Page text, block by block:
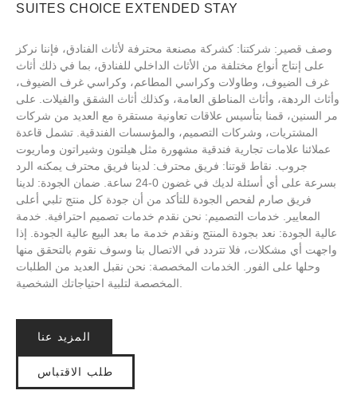
SUITES CHOICE EXTENDED STAY
وصف قصير: شركتنا: كشركة مصنعة محترفة لأثاث الفنادق، فإننا نركز
على إنتاج أنواع مختلفة من الأثاث الداخلي للفنادق، بما في ذلك أثاث
غرف الضيوف، وطاولات وكراسي المطاعم، وكراسي غرف الضيوف،
وأثاث الردهة، وأثاث المناطق العامة، وكذلك أثاث الشقق والفيلات. على
مر السنين، قمنا بتأسيس علاقات تعاونية مستقرة مع العديد من شركات
المشتريات، وشركات التصميم، والمؤسسات الفندقية. تشمل قاعدة
عملائنا علامات تجارية فندقية مشهورة مثل هيلتون وشيراتون وماريوت
جروب. نقاط قوتنا: فريق محترف: لدينا فريق محترف يمكنه الرد
بسرعة على أي أسئلة لديك في غضون 0-24 ساعة. ضمان الجودة: لدينا
فريق صارم لفحص الجودة للتأكد من أن جودة كل منتج تلبي أعلى
المعايير. خدمات التصميم: نحن نقدم خدمات تصميم احترافية. خدمة
عالية الجودة: نعد بجودة المنتج ونقدم خدمة ما بعد البيع عالية الجودة. إذا
واجهت أي مشكلات، فلا تتردد في الاتصال بنا وسوف نقوم بالتحقق منها
وحلها على الفور. الخدمات المخصصة: نحن نقبل العديد من الطلبات
المزيد عنا
طلب الاقتباس